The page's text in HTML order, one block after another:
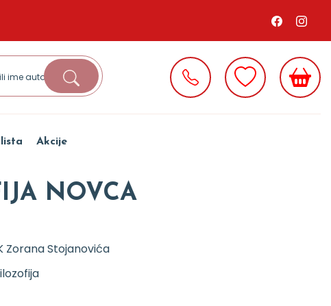
Akcije
NOVCA
Zorana Stojanovića